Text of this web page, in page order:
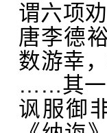
谓六项
唐李德
数游幸
……其一
讽服御